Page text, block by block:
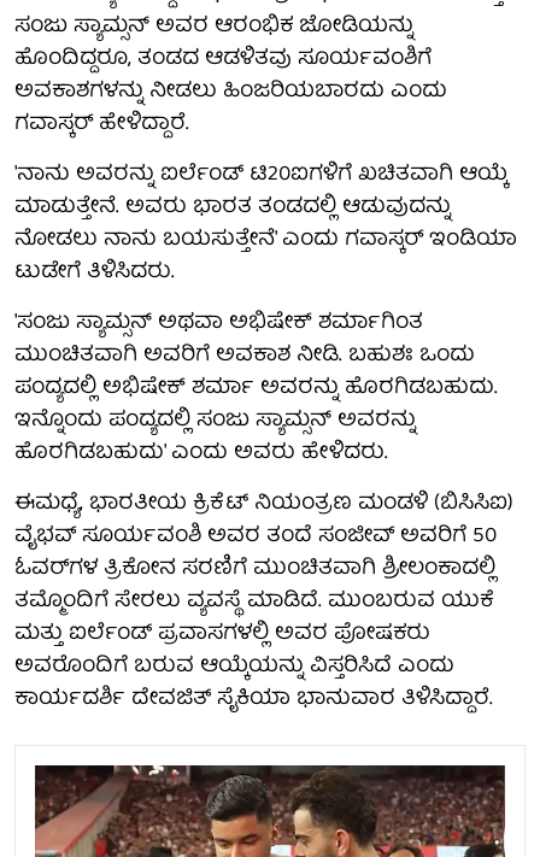
ಸಂಜು ಸ್ಯಾಮ್ಸನ್ ಅವರ ಆರಂಭಿಕ ಜೋಡಿಯನ್ನು
ಹೊಂದಿದ್ದರೂ, ತಂಡದ ಆಡಳಿತವು ಸೂರ್ಯವಂಶಿಗೆ
ಅವಕಾಶಗಳನ್ನು ನೀಡಲು ಹಿಂಜರಿಯಬಾರದು ಎಂದು
ಗವಾಸ್ಕರ್ ಹೇಳಿದ್ದಾರೆ.
'ನಾನು ಅವರನ್ನು ಐರ್ಲೆಂಡ್ ಟಿ20ಐಗಳಿಗೆ ಖಚಿತವಾಗಿ ಆಯ್ಕೆ
ಮಾಡುತ್ತೇನೆ. ಅವರು ಭಾರತ ತಂಡದಲ್ಲಿ ಆಡುವುದನ್ನು
ನೋಡಲು ನಾನು ಬಯಸುತ್ತೇನೆ' ಎಂದು ಗವಾಸ್ಕರ್ ಇಂಡಿಯಾ
ಟುಡೇಗೆ ತಿಳಿಸಿದರು.
'ಸಂಜು ಸ್ಯಾಮ್ಸನ್ ಅಥವಾ ಅಭಿಷೇಕ್ ಶರ್ಮಾಗಿಂತ
ಮುಂಚಿತವಾಗಿ ಅವರಿಗೆ ಅವಕಾಶ ನೀಡಿ. ಬಹುಶಃ ಒಂದು
ಪಂದ್ಯದಲ್ಲಿ ಅಭಿಷೇಕ್ ಶರ್ಮಾ ಅವರನ್ನು ಹೊರಗಿಡಬಹುದು.
ಇನ್ನೊಂದು ಪಂದ್ಯದಲ್ಲಿ ಸಂಜು ಸ್ಯಾಮ್ಸನ್ ಅವರನ್ನು
ಹೊರಗಿಡಬಹುದು' ಎಂದು ಅವರು ಹೇಳಿದರು.
ಈಮಧ್ಯೆ, ಭಾರತೀಯ ಕ್ರಿಕೆಟ್ ನಿಯಂತ್ರಣ ಮಂಡಳಿ (ಬಿಸಿಸಿಐ)
ವೈಭವ್ ಸೂರ್ಯವಂಶಿ ಅವರ ತಂದೆ ಸಂಜೀವ್ ಅವರಿಗೆ 50
ಓವರ್‌ಗಳ ತ್ರಿಕೋನ ಸರಣಿಗೆ ಮುಂಚಿತವಾಗಿ ಶ್ರೀಲಂಕಾದಲ್ಲಿ
ತಮ್ಮೊಂದಿಗೆ ಸೇರಲು ವ್ಯವಸ್ಥೆ ಮಾಡಿದೆ. ಮುಂಬರುವ ಯುಕೆ
ಮತ್ತು ಐರ್ಲೆಂಡ್ ಪ್ರವಾಸಗಳಲ್ಲಿ ಅವರ ಪೋಷಕರು
ಅವರೊಂದಿಗೆ ಬರುವ ಆಯ್ಕೆಯನ್ನು ವಿಸ್ತರಿಸಿದೆ ಎಂದು
ಕಾರ್ಯದರ್ಶಿ ದೇವಜಿತ್ ಸೈಕಿಯಾ ಭಾನುವಾರ ತಿಳಿಸಿದ್ದಾರೆ.